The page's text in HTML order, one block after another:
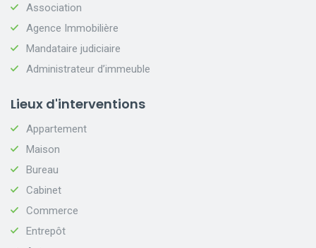
Association
Agence Immobilière
Mandataire judiciaire
Administrateur d’immeuble
Lieux d'interventions
Appartement
Maison
Bureau
Cabinet
Commerce
Entrepôt